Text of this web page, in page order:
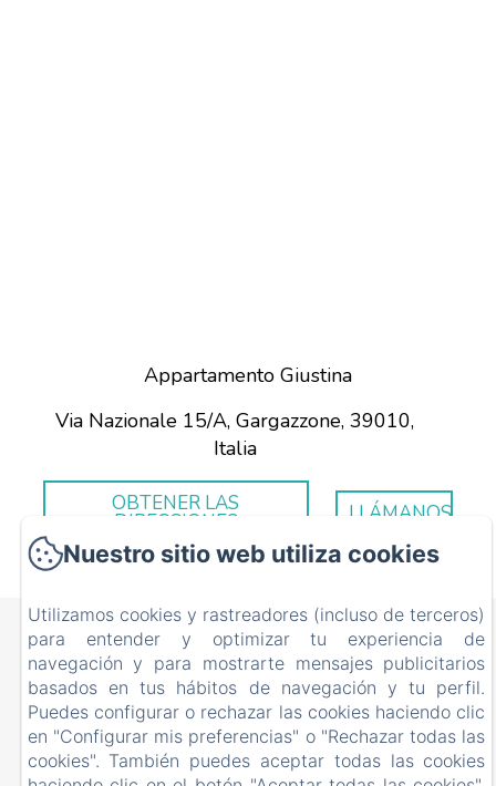
Appartamento Giustina
Via Nazionale 15/A, Gargazzone, 39010,
Italia
OBTENER LAS
DIRECCIONES LLÁMANOS
Appartamento Giustina
Via Nazionale 15/A, Gargazzone, 39010, Italia
ciflorio@yahoo.it
+393334002911
+393281952243
Nuestro sitio web utiliza cookies
Utilizamos cookies y rastreadores (incluso de terceros)
para entender y optimizar tu experiencia de
navegación y para mostrarte mensajes publicitarios
basados en tus hábitos de navegación y tu perfil.
Puedes configurar o rechazar las cookies haciendo clic
en "Configurar mis preferencias" o "Rechazar todas las
cookies". También puedes aceptar todas las cookies